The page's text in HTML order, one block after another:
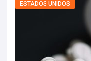
ESTADOS UNIDOS